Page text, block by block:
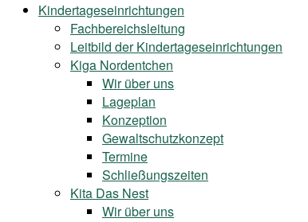
Kindertageseinrichtungen
Fachbereichsleitung
Leitbild der Kindertageseinrichtungen
Kiga Nordentchen
Wir über uns
Lageplan
Konzeption
Gewaltschutzkonzept
Termine
Schließungszeiten
Kita Das Nest
Wir über uns